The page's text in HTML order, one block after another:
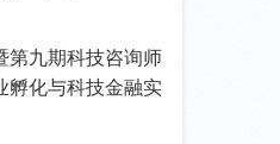
第九期科技咨询师
孵化与科技金融实